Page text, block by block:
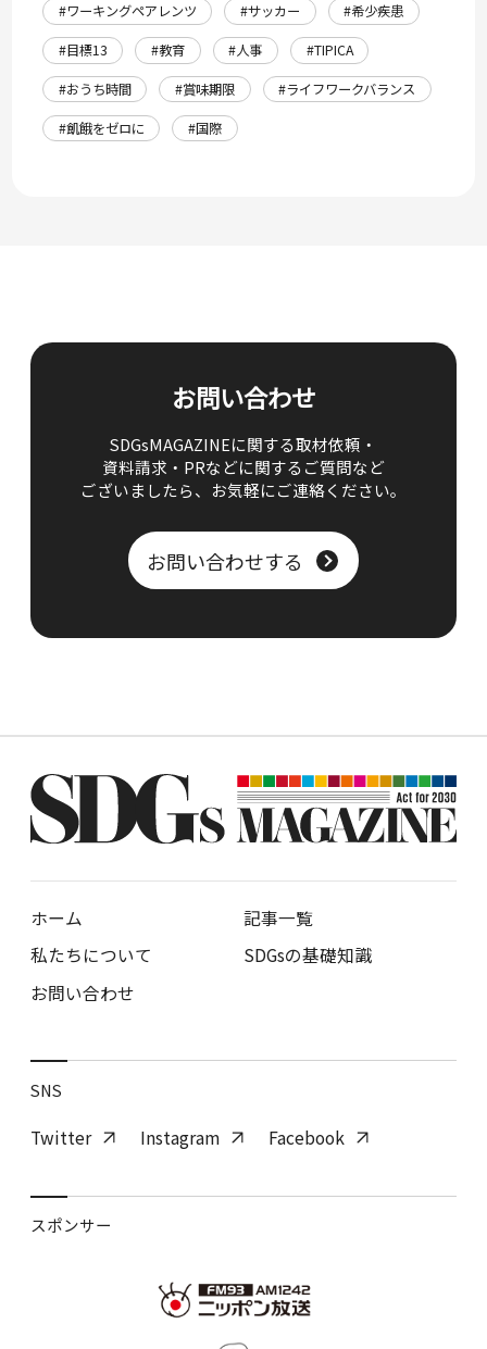
#ワーキングペアレンツ
#サッカー
#希少疾患
#目標13
#教育 #人事
#TIPICA
#おうち時間
#賞味期限
#ライフワークバランス
#飢餓をゼロに
#国際
お問い合わせ
SDGsMAGAZINEに関する取材依頼・
資料請求・PRなどに関するご質問など
ございましたら、 お気軽にご連絡ください。
お問い合わせする
ホーム
記事一覧
私たちについて
SDGsの基礎知識
お問い合わせ
SNS
Twitter Instagram Facebook
スポンサー